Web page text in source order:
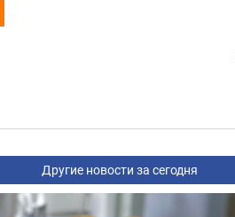
Другие новости за сегодня